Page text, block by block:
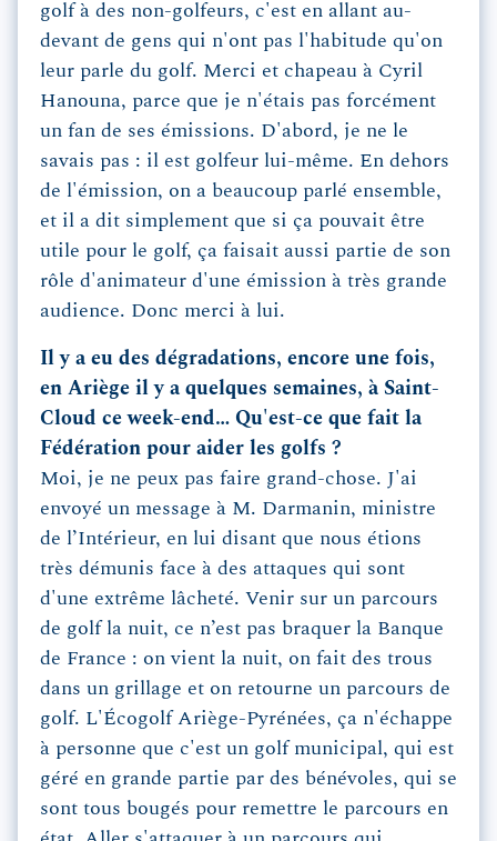
golf à des non-golfeurs, c'est en allant au-
devant de gens qui n'ont pas l'habitude qu'on
leur parle du golf. Merci et chapeau à Cyril
Hanouna, parce que je n'étais pas forcément
un fan de ses émissions. D'abord, je ne le
savais pas : il est golfeur lui-même. En dehors
de l'émission, on a beaucoup parlé ensemble,
et il a dit simplement que si ça pouvait être
utile pour le golf, ça faisait aussi partie de son
rôle d'animateur d'une émission à très grande
audience. Donc merci à lui.
Il y a eu des dégradations, encore une fois,
en Ariège il y a quelques semaines, à Saint-
Cloud ce week-end… Qu'est-ce que fait la
Fédération pour aider les golfs ?
Moi, je ne peux pas faire grand-chose. J'ai
envoyé un message à M. Darmanin, ministre
de l’Intérieur, en lui disant que nous étions
très démunis face à des attaques qui sont
d'une extrême lâcheté. Venir sur un parcours
de golf la nuit, ce n’est pas braquer la Banque
de France : on vient la nuit, on fait des trous
dans un grillage et on retourne un parcours de
golf. L'Écogolf Ariège-Pyrénées, ça n'échappe
à personne que c'est un golf municipal, qui est
géré en grande partie par des bénévoles, qui se
sont tous bougés pour remettre le parcours en